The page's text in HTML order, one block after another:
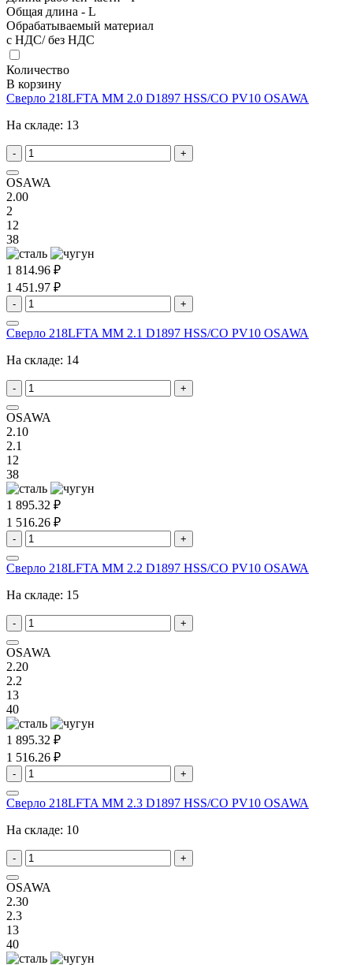
Общая длина - L
Обрабатываемый материал
с НДС/ без НДС
Количество
В корзину
Сверло 218LFTA MM 2.0 D1897 HSS/CO PV10 OSAWA
На складе: 13
- +
OSAWA
2.00
2
12
38
1 814.96 ₽
1 451.97 ₽
- +
Сверло 218LFTA MM 2.1 D1897 HSS/CO PV10 OSAWA
На складе: 14
- +
OSAWA
2.10
2.1
12
38
1 895.32 ₽
1 516.26 ₽
- +
Сверло 218LFTA MM 2.2 D1897 HSS/CO PV10 OSAWA
На складе: 15
- +
OSAWA
2.20
2.2
13
40
1 895.32 ₽
1 516.26 ₽
- +
Сверло 218LFTA MM 2.3 D1897 HSS/CO PV10 OSAWA
На складе: 10
- +
OSAWA
2.30
2.3
13
40